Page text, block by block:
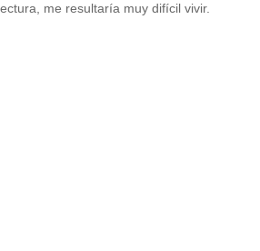
me resultaría muy difícil vivir.